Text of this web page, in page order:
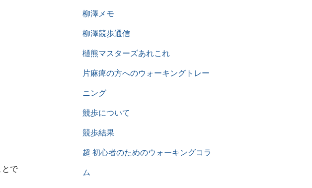
で
柳澤メモ
柳澤競歩通信
樋熊マスターズあれこれ
片麻痺の方へのウォーキングトレー
ニング
競歩について
競歩結果
超 初心者のためのウォーキングコラ
ム